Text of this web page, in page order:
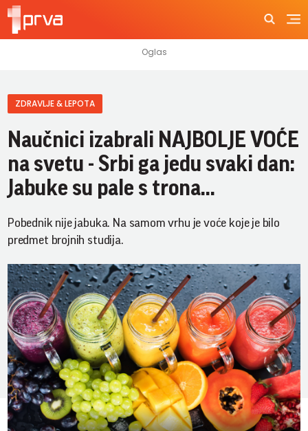
ZDRAVLJE & LEPOTA
Naučnici izabrali NAJBOLJE VOĆE
na svetu - Srbi ga jedu svaki dan:
Jabuke su pale s trona...
Pobednik nije jabuka. Na samom vrhu je voće koje je bilo
predmet brojnih studija.